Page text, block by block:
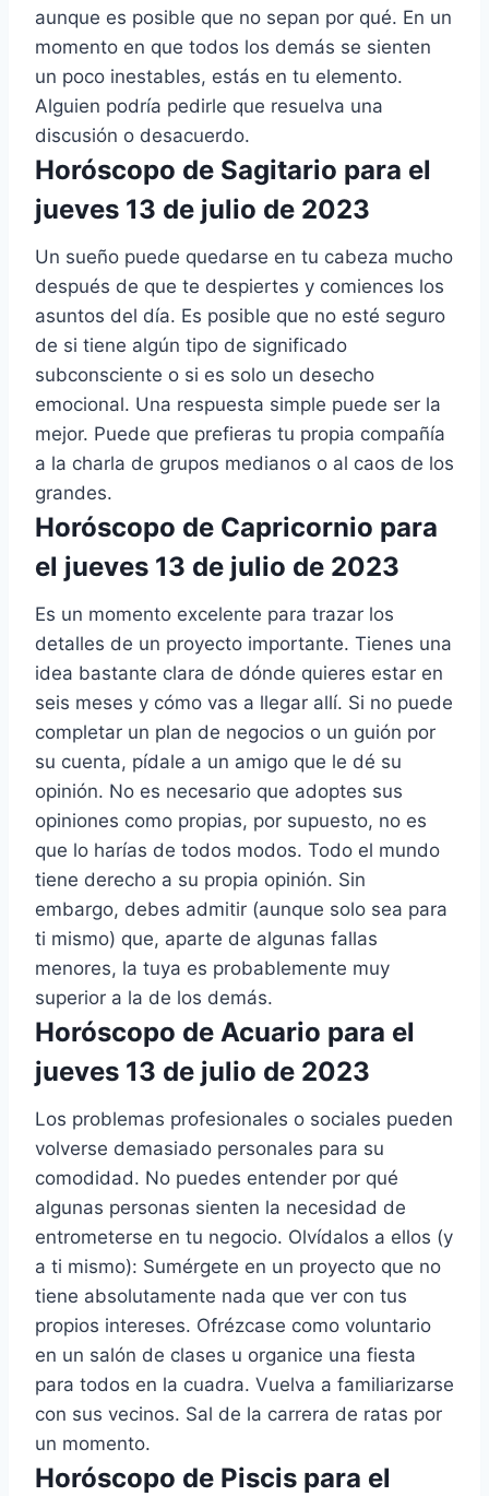
aunque es posible que no sepan por qué. En un
momento en que todos los demás se sienten
un poco inestables, estás en tu elemento.
Alguien podría pedirle que resuelva una
discusión o desacuerdo.
Horóscopo de Sagitario para el
jueves 13 de julio de 2023
Un sueño puede quedarse en tu cabeza mucho
después de que te despiertes y comiences los
asuntos del día. Es posible que no esté seguro
de si tiene algún tipo de significado
subconsciente o si es solo un desecho
emocional. Una respuesta simple puede ser la
mejor. Puede que prefieras tu propia compañía
a la charla de grupos medianos o al caos de los
grandes.
Horóscopo de Capricornio para
el jueves 13 de julio de 2023
Es un momento excelente para trazar los
detalles de un proyecto importante. Tienes una
idea bastante clara de dónde quieres estar en
seis meses y cómo vas a llegar allí. Si no puede
completar un plan de negocios o un guión por
su cuenta, pídale a un amigo que le dé su
opinión. No es necesario que adoptes sus
opiniones como propias, por supuesto, no es
que lo harías de todos modos. Todo el mundo
tiene derecho a su propia opinión. Sin
embargo, debes admitir (aunque solo sea para
ti mismo) que, aparte de algunas fallas
menores, la tuya es probablemente muy
superior a la de los demás.
Horóscopo de Acuario para el
jueves 13 de julio de 2023
Los problemas profesionales o sociales pueden
volverse demasiado personales para su
comodidad. No puedes entender por qué
algunas personas sienten la necesidad de
entrometerse en tu negocio. Olvídalos a ellos (y
a ti mismo): Sumérgete en un proyecto que no
tiene absolutamente nada que ver con tus
propios intereses. Ofrézcase como voluntario
en un salón de clases u organice una fiesta
para todos en la cuadra. Vuelva a familiarizarse
con sus vecinos. Sal de la carrera de ratas por
un momento.
Horóscopo de Piscis para el